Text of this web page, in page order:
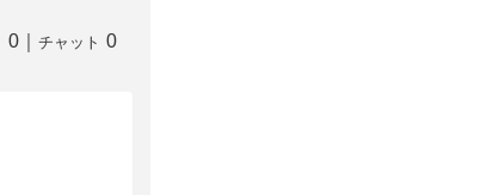
0 チャット 0